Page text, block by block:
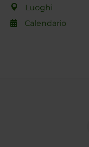
Luoghi
Calendario